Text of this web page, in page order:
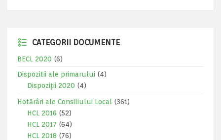
CATEGORII DOCUMENTE
BECL 2020 (6)
Dispozitii ale primarului (4)
Dispoziții 2020 (4)
Hotărâri ale Consiliului Local
(361)
HCL 2016 (52)
HCL 2017 (64)
HCL 2018 (76)